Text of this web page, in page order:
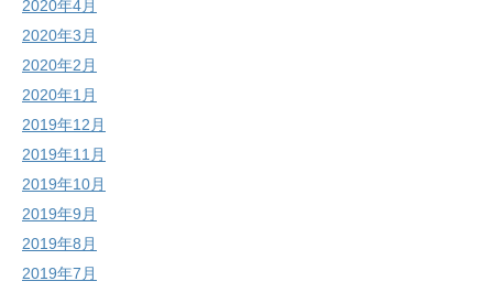
2020年4月
2020年3月
2020年2月
2020年1月
2019年12月
2019年11月
2019年10月
2019年9月
2019年8月
2019年7月